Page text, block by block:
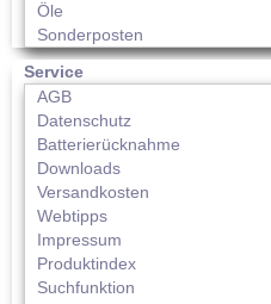
Öle
Sonderposten
Service
AGB
Datenschutz
Batterierücknahme
Downloads
Versandkosten
Webtipps
Impressum
Produktindex
Suchfunktion